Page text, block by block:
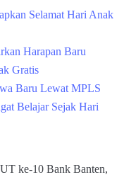
Selamat Hari Anak
Harapan Baru
Gratis
Baru Lewat MPLS
Belajar Sejak Hari